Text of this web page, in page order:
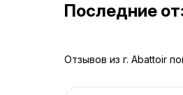
Последние
Отзывов из г. Abattoir